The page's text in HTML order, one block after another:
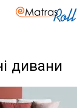
дивани